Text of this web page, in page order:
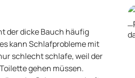
der dicke Bauch häufig
kann Schlafprobleme mit
schlecht schlafe, weil der
gehen müssen.